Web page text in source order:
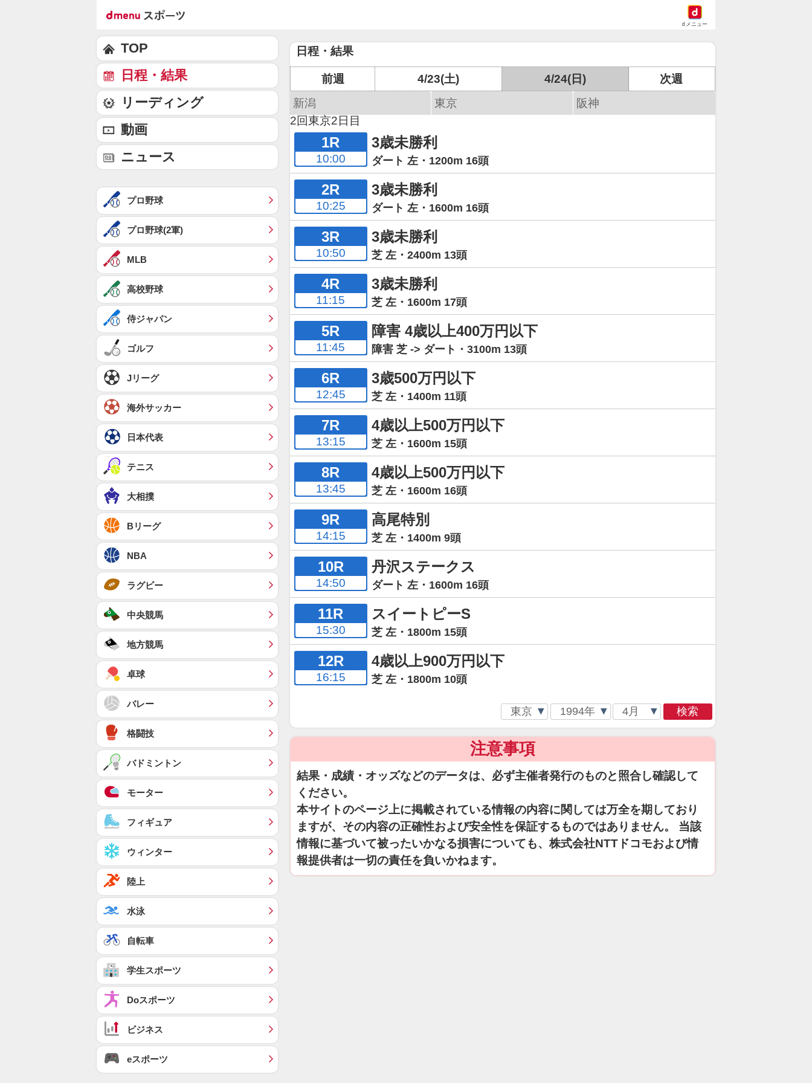
dメニュー
日程・結果
前週 4/23(土) 4/24(日)
次週
新潟
東京
阪神
2回東京2日目
1R
10:00
3歳未勝利
ダート 左・1200m 16頭
2R
10:25
3歳未勝利
ダート 左・1600m 16頭
3R
10:50
3歳未勝利
芝 左・2400m 13頭
4R
11:15
3歳未勝利
芝 左・1600m 17頭
5R
11:45
障害 4歳以上400万円以下
障害 芝 -> ダート・3100m 13頭
6R
12:45
3歳500万円以下
芝 左・1400m 11頭
7R
13:15
4歳以上500万円以下
芝 左・1600m 15頭
8R
13:45
4歳以上500万円以下
芝 左・1600m 16頭
9R
14:15
高尾特別
芝 左・1400m 9頭
10R
14:50
丹沢ステークス
ダート 左・1600m 16頭
11R
15:30
スイートピーS
芝 左・1800m 15頭
12R
16:15
4歳以上900万円以下
芝 左・1800m 10頭
検索
注意事項
結果・成績・オッズなどのデータは、必ず主催者発行のものと照合し確認して
ください。
本サイトのページ上に掲載されている情報の内容に関しては万全を期しており
ますが、その内容の正確性および安全性を保証するものではありません。 当該
情報に基づいて被ったいかなる損害についても、株式会社NTTドコモおよび情
報提供者は一切の責任を負いかねます。
TOP
日程・結果
リーディング
動画
ニュース
プロ野球
プロ野球(2軍)
MLB
高校野球
侍ジャパン
ゴルフ
Jリーグ
海外サッカー
日本代表
テニス
大相撲
Bリーグ
NBA
ラグビー
中央競馬
地方競馬
卓球
バレー
格闘技
バドミントン
モーター
フィギュア
ウィンター
陸上
水泳
自転車
学生スポーツ
Doスポーツ
ビジネス
eスポーツ